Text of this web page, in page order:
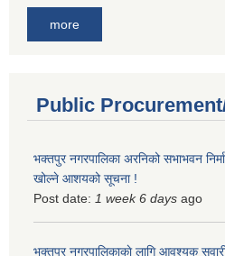
more
Public
भक्तपुर नगरपालिका अरनिको सभाभवन
खोल्ने आशयको सूचना !
Post date: 1 week 6 days ago
भक्तपुर नगरपालिकाकाे लागि आवश्यक